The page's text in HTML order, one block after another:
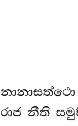
නානාසත්ථො
රාජ නීති